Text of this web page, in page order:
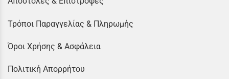
Τρόποι Παραγγελίας & Πληρωμής
Όροι Χρήσης & Ασφάλεια
Πολιτική Απορρήτου